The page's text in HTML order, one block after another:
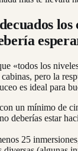
los
«todos los
pero la
es ideal para
un mínimo de
deberías estar
25